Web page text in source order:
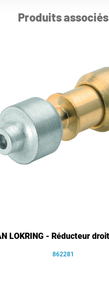
Produits associés
LOKRING - Réducteur
862281